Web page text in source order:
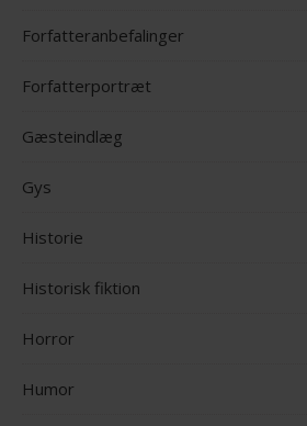
Forfatteranbefalinger
Forfatterportræt
Gæsteindlæg
Gys
Historie
Historisk fiktion
Horror
Humor